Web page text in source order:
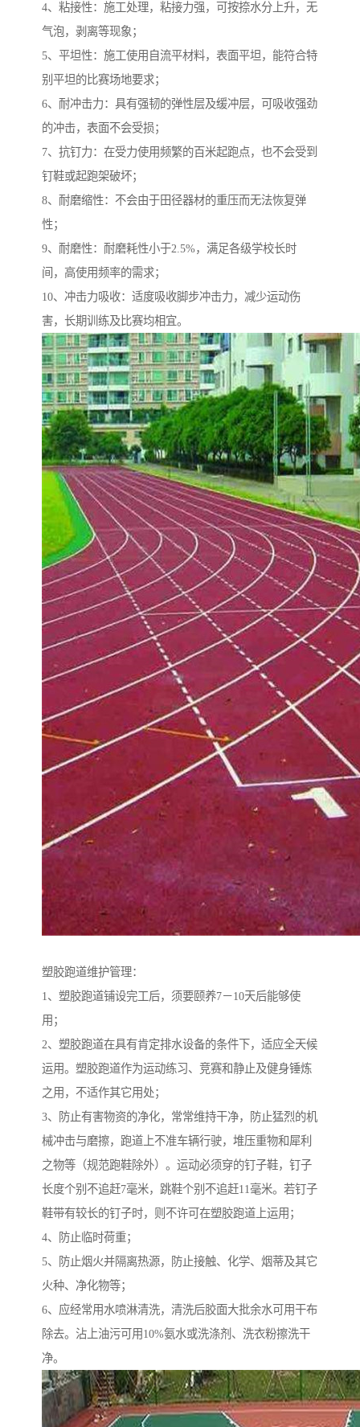
4、粘接性：施工处理，粘接力强，可按捺水分上升，无
气泡，剥离等现象；
5、平坦性：施工使用自流平材料，表面平坦，能符合特
别平坦的比赛场地要求；
6、耐冲击力：具有强韧的弹性层及缓冲层，可吸收强劲
的冲击，表面不会受损；
7、抗钉力：在受力使用频繁的百米起跑点，也不会受到
钉鞋或起跑架破坏；
8、耐磨缩性：不会由于田径器材的重压而无法恢复弹
性；
9、耐磨性：耐磨耗性小于2.5%，满足各级学校长时
间，高使用频率的需求；
10、冲击力吸收：适度吸收脚步冲击力，减少运动伤
害，长期训练及比赛均相宜。
塑胶跑道维护管理：
1、塑胶跑道铺设完工后，须要颐养7－10天后能够使
用；
2、塑胶跑道在具有肯定排水设备的条件下，适应全天候
运用。塑胶跑道作为运动练习、竞赛和静止及健身锤炼
之用，不适作其它用处；
3、防止有害物资的净化，常常维持干净，防止猛烈的机
械冲击与磨擦，跑道上不准车辆行驶，堆压重物和犀利
之物等（规范跑鞋除外）。运动必须穿的钉子鞋，钉子
长度个别不追赶7毫米，跳鞋个别不追赶11毫米。若钉子
鞋带有较长的钉子时，则不许可在塑胶跑道上运用；
4、防止临时荷重；
5、防止烟火并隔离热源，防止接触、化学、烟蒂及其它
火种、净化物等；
6、应经常用水喷淋清洗，清洗后胶面大批余水可用干布
除去。沾上油污可用10%氨水或洗涤剂、洗衣粉擦洗干
净。